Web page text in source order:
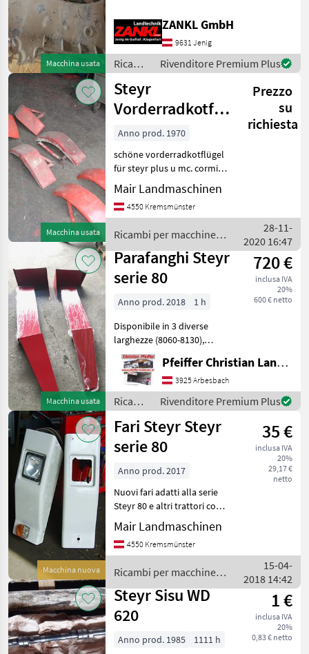
Macchina usata
4B - è rimasto montato per
circa 700 ore di funzion
ZANKL GmbH
9631 Jenig
Ricambi
per
macchine
agricole
/ Steyr
Rivenditore Premium Plus
Macchina usata
Steyr
Vorderradkotflügel
plus u. .Cormic
454 U: 574
Prezzo
su
richiesta
Anno prod. 1970
schöne vorderradkotflügel
für steyr plus u mc. cormic
574 preis auf anfrage MAIR
Landmaschinen 4550
Kremsmünster Ricambi per
trattori
Mair Landmaschinen
4550 Kremsmünster
Ricambi per macchine
agricole / Steyr
28-11-
2020 16:47
Macchina usata
Parafanghi Steyr
serie 80
720 €
inclusa IVA
20%
600 € netto
Anno prod. 2018
1 h
Disponibile in 3 diverse
larghezze (8060-8130),
anche singolarmente
(prezzo per pezzo: € 100, -
IVA esclusa) Ricambi per
macchine agricole Pezzi per
trattori
Pfeiffer Christian Landtechnik
3925 Arbesbach
Ricambi
per
macchine
agricole
/ Steyr
Rivenditore Premium Plus
Macchina nuova
Fari Steyr Steyr
serie 80
35 €
inclusa IVA
20%
29,17 €
netto
Anno prod. 2017
Nuovi fari adatti alla serie
Steyr 80 e altri trattori con
lampadine H 4 Ricambi per
macchine agricole Pezzi per
trattori
Mair Landmaschinen
4550 Kremsmünster
Ricambi per macchine
agricole / Steyr
15-04-
2018 14:42
Steyr Sisu WD
620
1 €
inclusa IVA
20%
0,83 € netto
Anno prod. 1985
1111 h